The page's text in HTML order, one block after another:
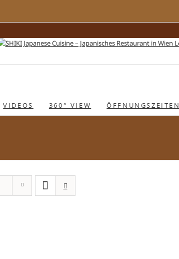
VIDEOS 360° VIEW ÖFFNUNGSZEITEN